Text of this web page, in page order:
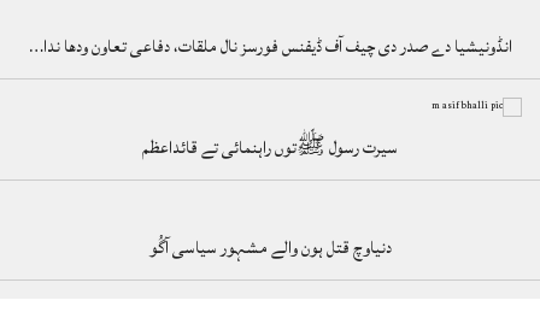
انڈونیشیا دے صدر دی چیف آف ڈیفنس فورسز نال ملقات، دفاعی تعاون ودھا ندا…
سیرت رسول ﷺتوں راہنمائی تے قائداعظم
دنیاوچ قتل ہون والے مشہور سیاسی آگُو